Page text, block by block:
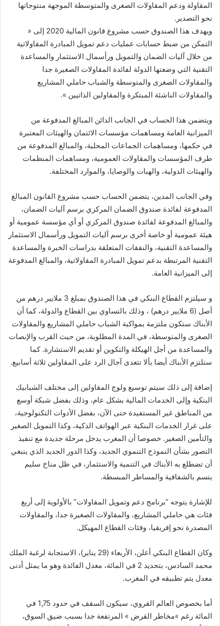
المقاولة ودعم المقاولات الصغرى والمتوسطة الموجهة منتوجاتها
نحو التصدير.
ويهدف هذا الصندوق حسب مشروع قانون المالية 2020 إلى «
التمكن من ضبط حسابات عمليات دعم تمويل المبادرة المقاولاتية
من خلال آليات الضمان والتمويل ورأسمال الاستثمار والمساعدة
التقنية التي وضعتها الدولة لفائدة المقاولات الصغيرة جدا
والمقاولات الصغرى والمتوسطة والشباب حاملي المشاريع
والمقاولات الناشئة المبتكرة والمقاولين الذاتيين ».
ويتضمن هذا الحساب في الجانب الدائن المبالغ المدفوعة من
الميزانية العامة ومساهمات مؤسسات الائتمان والهيئات المعتبرة
في حكمها، ومساهمات الجماعات المحلية، والمبالغ المدفوعة من
طرف المؤسسات والمقاولات العمومية، ومساهمات المنظمات
والهيئات الدولية، والهبات والوصايا، والموارد المختلفة.
وفي الجانب المدين، يتضمن الحساب حسب مشروع القانون المبالغ
المدفوعة لفائدة صندوق الضمان المركزي برسم آليات الضمان،
والمبالغ المدفوعة لفائدة صندوق المركزي أو أي مؤسسة عمومية أو
هيئة عمومية أو خاصة أخرى برسم آليات التمويل ورأسمال الاستثمار
والمساعدة التقنية، والنفقات المتعلقة بدراسات الخبرة والمساعدة
التقنية المرتبطة بدعم تمويل المبادرة المقاولاتية، والمبالغ المدفوعة
إلى الميزانية العامة.
و سيلتزم القطاع البنكي في هذا الصندوق بمبلغ 3 ملايير درهم من
أصل (6 ملايير درهم) ، وذلك بالتساوي بين القطاع والدولة، كما أن
الأبناك ستكون ملتزمة بمواكبة الشباب حاملي المشاريع والمقاولات
الصغرى والمتوسطة، في المدة المطلوبة، من حيث القرب والإنصات
والمساعدة من أجل الهيكلة والتكوين أو تقديم الاستشارة. كما
ستلتزم الأبناك أيضا بألا تتعدى آجال الرد على المقاولين ثلاثة أسابيع.
إضافة إلى ذلك سيتم توسيع ولوج المقاولين إلى مختلف الشبابيك
البنكية وإلى الخدمات المالية بشكل عام، وذلك بفضل شبكة أوسع
من المناطق غير المستفيدة حتى الآن، بفضل الأدوات التكنولوجية،
على غرار الخدمات البنكية عبر الهواتف الذكية، وكذا التمويل الصغير
والتأمين الصغير. خصوصا أن المغرب يدخل مرحلة جديدة مع تنفيذ
التصور بشأن النموذج التنموي الجديد، وكذا الدور الجديد الذي ينبغي
أن تضطلع به الأبناك في التنمية والاستثمار، في ظل مناخ سليم
يتسم بالشفافية والمساطر المبسطة.
للإشارة يتوجه “برنامج دعم وتمويل المقاولات” بالأولوية إلى أربع
فئات هي حاملي المشاريع، والمقاولات الصغيرة جدا، والمقاولات
المصدرة نحو إفريقيا، وفئات القطاع المهيكل.
وكان القطاع البنكي أعلن، الأربعاء (29 يناير)، الاستجابة لرغبة الملك
محمد السادس، بتحديد 2 في المائة، معدل الفائدة وهو ما يمثل أدنى
معدل يتم تطبيقه في المغرب.
أما بخصوص العالم القروي، سيكون السقف في حدود 1,75 في
المائة رغم »مخاطر القرض » المرتفعة جدا بسبب ضيق السوق،